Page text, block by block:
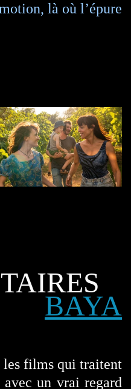
là où l’épure
BAYA
les films qui traitent
avec un vrai regard